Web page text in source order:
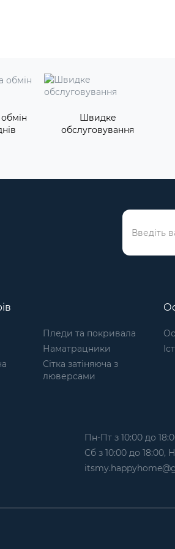
Швидке
обслуговування
Пледи та покривала
Наматрацники
Сітка затіняюча з
люверсами
Пн-Пт з 10:00 до
Сб з 10:00 до 18:00,